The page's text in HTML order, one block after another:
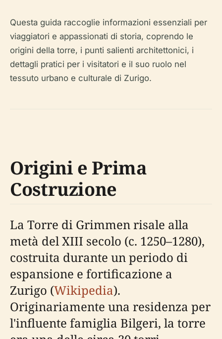
Questa guida raccoglie informazioni essenziali per
viaggiatori e appassionati di storia, coprendo le
origini della torre, i punti salienti architettonici, i
dettagli pratici per i visitatori e il suo ruolo nel
tessuto urbano e culturale di Zurigo.
Origini e Prima
Costruzione
La Torre di Grimmen risale alla
metà del XIII secolo (c. 1250–1280),
costruita durante un periodo di
espansione e fortificazione a
Zurigo (Wikipedia).
Originariamente una residenza per
l'influente famiglia Bilgeri, la torre